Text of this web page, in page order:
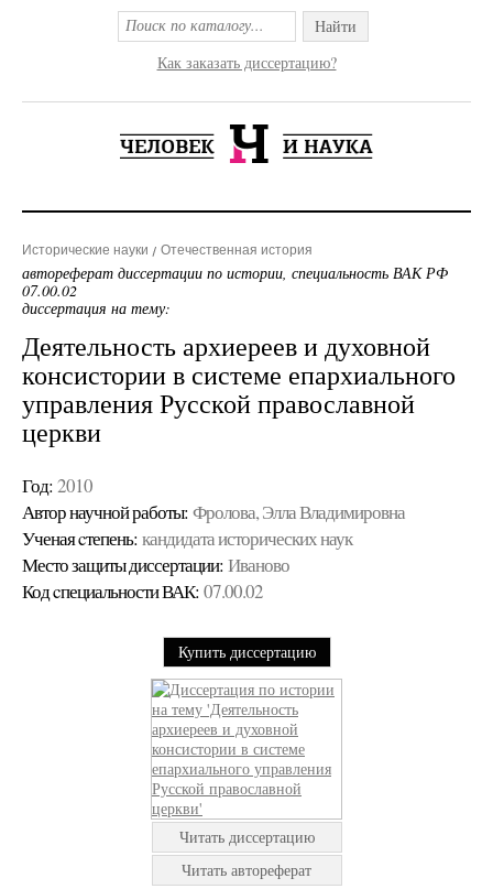
Найти
Как заказать диссертацию?
Исторические науки Отечественная история
автореферат диссертации по истории, специальность ВАК РФ
07.00.02
диссертация на тему:
Деятельность архиереев и духовной
консистории в системе епархиального
управления Русской православной
церкви
Год: 2010
Автор научной работы: Фролова, Элла Владимировна
Ученая cтепень: кандидата исторических наук
Место защиты диссертации: Иваново
Код cпециальности ВАК: 07.00.02
Купить диссертацию
Читать диссертацию
Читать автореферат